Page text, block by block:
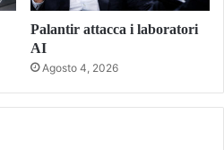
Palantir attacca i laboratori
AI
Agosto 4, 2026